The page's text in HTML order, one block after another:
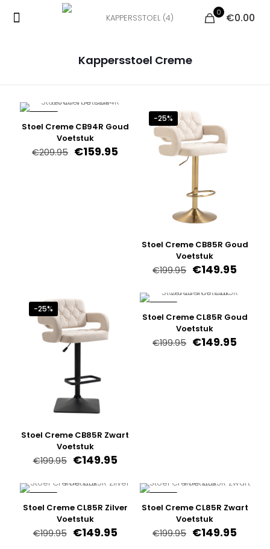
0 €0.00
Kappersstoel Creme
Stoel Creme CB94R Goud
Voetstuk
€209.95 Oorspronkelijke
€159.95Huidige
-25%
Stoel Creme CB85R Goud
Voetstuk
€199.95
was:
€149.95
is:
-25%
Stoel Creme CB85R Zwart
Voetstuk
€199.95 Oorspronkelijke
was:
€149.95Huidige
is:
€149.95.
Stoel Creme CL85R Goud
Voetstuk
€199.95 €149.95
Stoel Creme CL85R Zilver
Voetstuk
€199.95 Oorspronkelijke
€149.95Huidige
Stoel Creme CL85R Zwart
Voetstuk
€199.95 €149.95